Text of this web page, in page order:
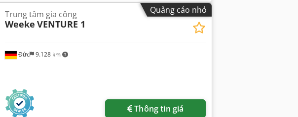
Quảng cáo nhỏ
Đức 9.128 km
Trung tâm gia công
Weeke VENTURE 1
Thông tin giá